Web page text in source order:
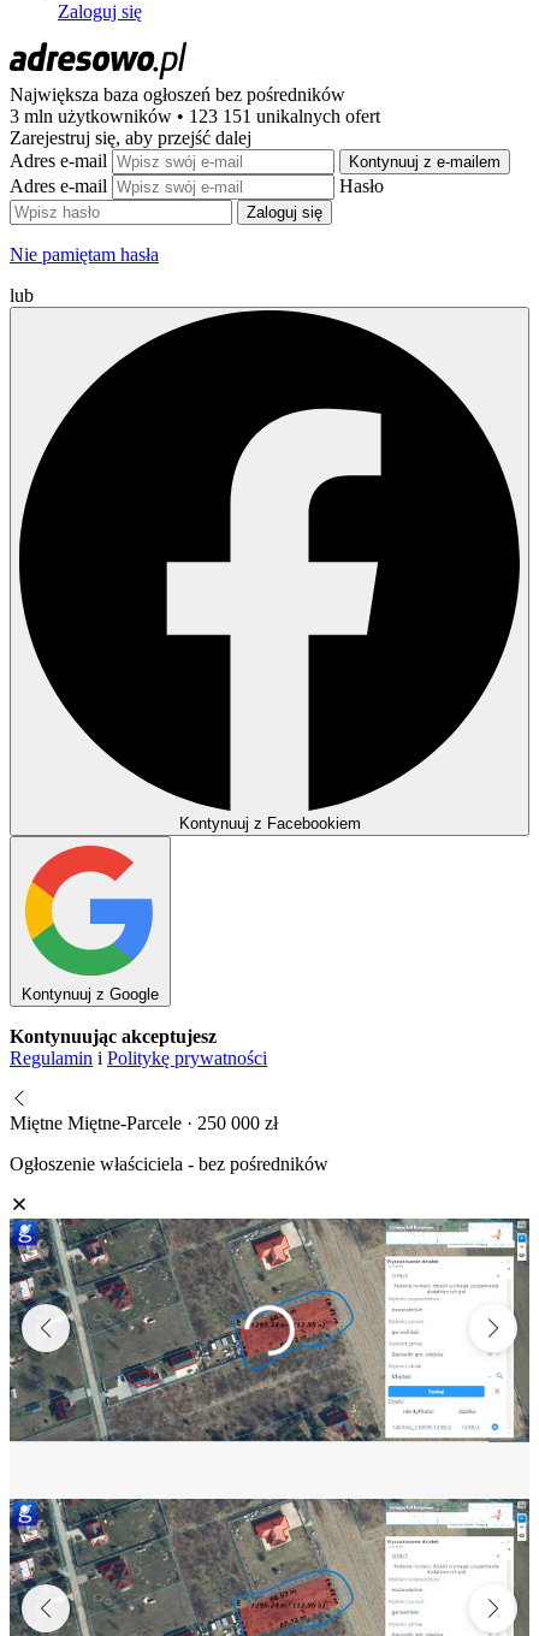
Zaloguj się
Największa baza ogłoszeń bez pośredników
3 mln użytkowników • 123 151 unikalnych ofert
Zarejestruj się, aby przejść dalej
Adres e-mail
Kontynuuj z e-mailem
Adres e-mail Hasło
Zaloguj się
Nie pamiętam hasła
lub
Kontynuuj z Facebookiem
Kontynuuj z Google
Kontynuując akceptujesz
Regulamin i Politykę prywatności
Miętne Miętne-Parcele · 250 000 zł
Ogłoszenie właściciela - bez pośredników